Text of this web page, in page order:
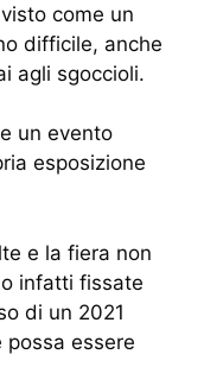
come un
difficile, anche
agli sgoccioli.
un evento
esposizione
e la fiera non
infatti fissate
di un 2021
possa essere